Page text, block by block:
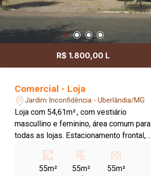
R$ 1.800,00 L
Comercial - Loja
Jardim Inconfidência - Uberlândia/MG
Loja com 54,61m²., com vestiário
mascullino e feminino, área comum para
todas as lojas. Estacionamento frontal,
condomínio em forma de rateio
55m²
55m²
55m²